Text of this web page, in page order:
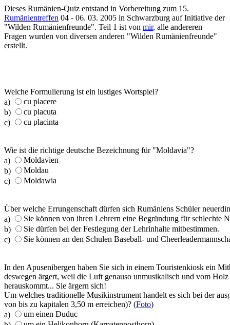
Dieses Rumänien-Quiz entstand in Vorbereitung zum 15.
Rumänientreffen 04 - 06. 03. 2005 in Schwarzburg auf Initiative der
"Wilden Rumänienfreunde". Teil 1 ist von mir, alle andereren
Fragen wurden von diversen anderen "Wilden Rumänienfreunde"
erstellt.
Welche Formulierung ist ein lustiges Wortspiel?
a)
cu placere
b)
cu placuta
c)
cu placinta
Wie ist die richtige deutsche Bezeichnung für "Moldavia"?
a)
Moldavien
b)
Moldau
c)
Moldawia
Über welche Errungenschaft dürfen sich Rumäniens Schüler
a)
Sie können von ihren Lehrern eine Begründung für schlechte
b)
Sie dürfen bei der Festlegung der Lehrinhalte mitbestimmen.
c)
Sie können an den Schulen Baseball- und
In den Apusenibergen haben Sie sich in einem Touristenkiosk ein
deswegen ärgert, weil die Luft genauso unmusikalisch und vom
herauskommt... Sie ärgern sich!
Um welches traditionelle Musikinstrument handelt es sich bei der
von bis zu kapitalen 3,50 m erreichen)? (Foto)
a)
um einen Duduc